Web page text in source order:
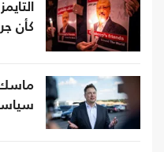
كأن
ماسك